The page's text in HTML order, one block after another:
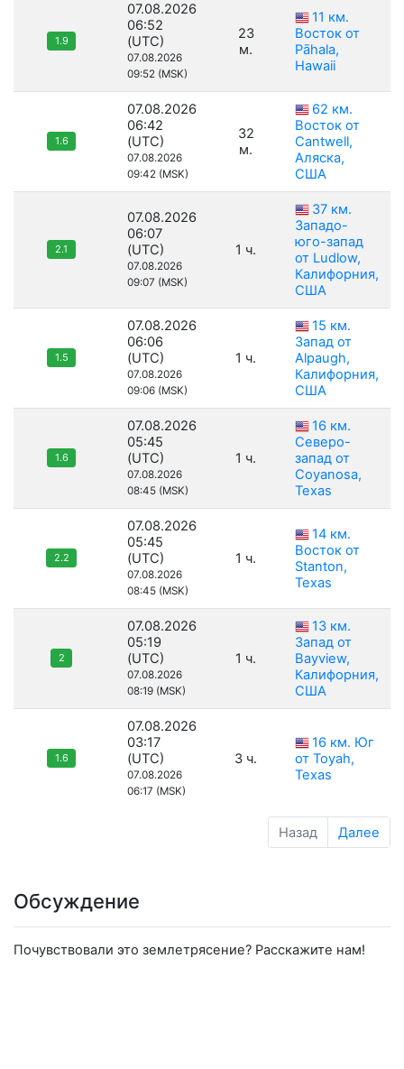
1.9
07.08.2026
06:52
(UTC)
07.08.2026
09:52 (MSK)
23
м.
11 км.
Восток от
Pāhala,
Hawaii
1.6
07.08.2026
06:42
(UTC)
07.08.2026
09:42 (MSK)
32
м.
62 км.
Восток от
Cantwell,
Аляска,
США
2.1
07.08.2026
06:07
(UTC)
07.08.2026
09:07 (MSK)
1 ч.
37 км.
Западо-
юго-запад
от Ludlow,
Калифорния,
США
1.5
07.08.2026
06:06
(UTC)
07.08.2026
09:06 (MSK)
1 ч.
15 км.
Запад от
Alpaugh,
Калифорния,
США
1.6
07.08.2026
05:45
(UTC)
07.08.2026
08:45 (MSK)
1 ч.
16 км.
Северо-
запад от
Coyanosa,
Texas
2.2
07.08.2026
05:45
(UTC)
07.08.2026
08:45 (MSK)
1 ч.
14 км.
Восток от
Stanton,
Texas
2
07.08.2026
05:19
(UTC)
07.08.2026
08:19 (MSK)
1 ч.
13 км.
Запад от
Bayview,
Калифорния,
США
1.6
07.08.2026
03:17
(UTC)
07.08.2026
06:17 (MSK)
3 ч.
16 км. Юг
от Toyah,
Texas
Назад Далее
Обсуждение
Почувствовали это землетрясение? Расскажите нам!